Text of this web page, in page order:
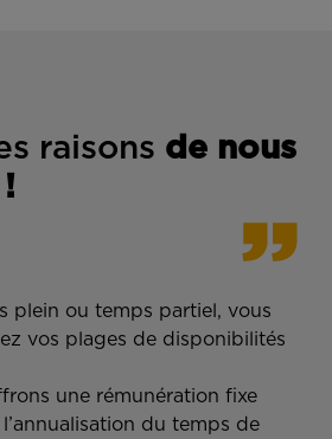
raisons de nous
plein ou temps partiel, vous
vos plages de disponibilités
une rémunération fixe
du temps de